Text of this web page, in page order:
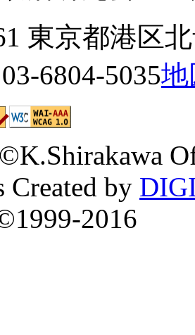
東京都港区
6804-5035地
Created by
2016